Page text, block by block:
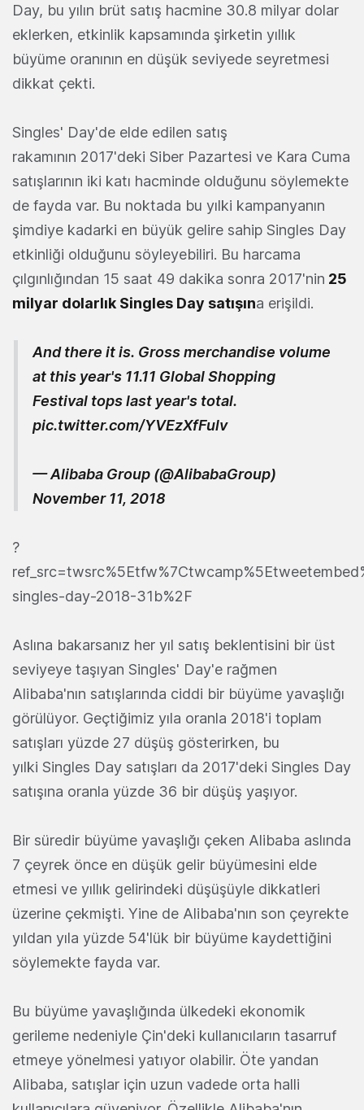
Day, bu yılın brüt satış hacmine 30.8 milyar dolar
eklerken, etkinlik kapsamında şirketin yıllık
büyüme oranının en düşük seviyede seyretmesi
dikkat çekti.
Singles' Day'de elde edilen satış
rakamının 2017'deki Siber Pazartesi ve Kara Cuma
satışlarının iki katı hacminde olduğunu söylemekte
de fayda var. Bu noktada bu yılki kampanyanın
şimdiye kadarki en büyük gelire sahip Singles Day
etkinliği olduğunu söyleyebiliri. Bu harcama
çılgınlığından 15 saat 49 dakika sonra 2017'nin 25
milyar dolarlık Singles Day satışına erişildi.
And there it is. Gross merchandise volume
at this year's 11.11 Global Shopping
Festival tops last year's total.
pic.twitter.com/YVEzXfFulv
— Alibaba Group (@AlibabaGroup)
November 11, 2018
?
singles-day-2018-31b%2F
Aslına bakarsanız her yıl satış beklentisini bir üst
seviyeye taşıyan Singles' Day'e rağmen
Alibaba'nın satışlarında ciddi bir büyüme yavaşlığı
görülüyor. Geçtiğimiz yıla oranla 2018'i toplam
satışları yüzde 27 düşüş gösterirken, bu
yılki Singles Day satışları da 2017'deki Singles Day
satışına oranla yüzde 36 bir düşüş yaşıyor.
Bir süredir büyüme yavaşlığı çeken Alibaba aslında
7 çeyrek önce en düşük gelir büyümesini elde
etmesi ve yıllık gelirindeki düşüşüyle dikkatleri
üzerine çekmişti. Yine de Alibaba'nın son çeyrekte
yıldan yıla yüzde 54'lük bir büyüme kaydettiğini
söylemekte fayda var.
Bu büyüme yavaşlığında ülkedeki ekonomik
gerileme nedeniyle Çin'deki kullanıcıların tasarruf
etmeye yönelmesi yatıyor olabilir. Öte yandan
Alibaba, satışlar için uzun vadede orta halli